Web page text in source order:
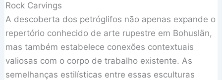
Rock Carvings
A descoberta dos petróglifos não apenas expande o
repertório conhecido de arte rupestre em Bohuslän,
mas também estabelece conexões contextuais
valiosas com o corpo de trabalho existente. As
semelhanças estilísticas entre essas esculturas